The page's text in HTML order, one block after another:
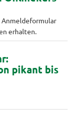
Anmeldeformular
erhalten.
pikant bis